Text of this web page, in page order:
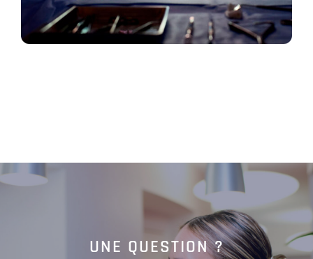
UNE QUESTION ?